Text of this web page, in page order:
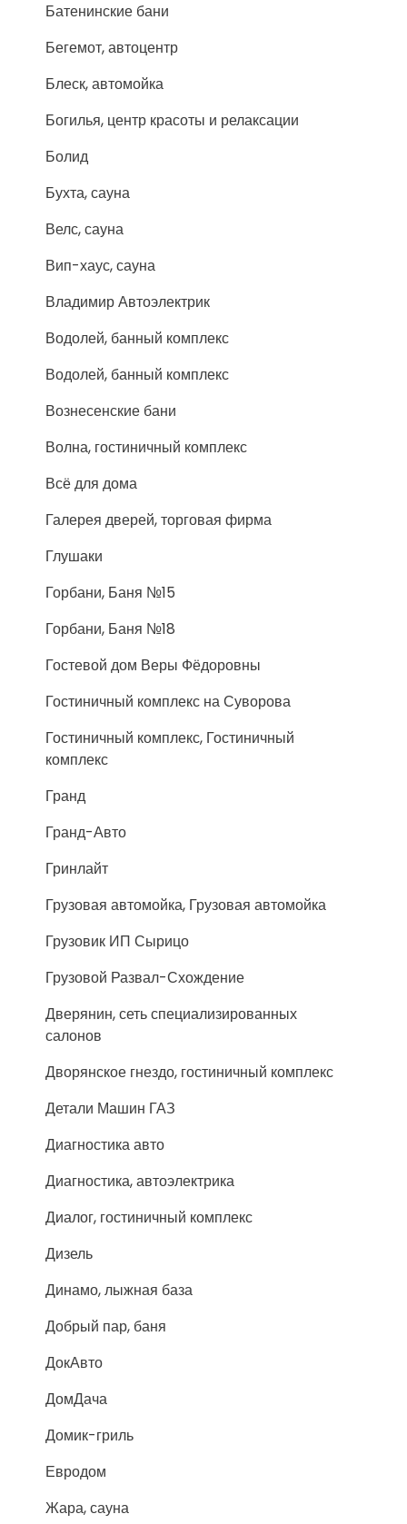
Батенинские бани
Бегемот, автоцентр
Блеск, автомойка
Богилья, центр красоты и релаксации
Болид
Бухта, сауна
Велс, сауна
Вип-хаус, сауна
Владимир Автоэлектрик
Водолей, банный комплекс
Водолей, банный комплекс
Вознесенские бани
Волна, гостиничный комплекс
Всё для дома
Галерея дверей, торговая фирма
Глушаки
Горбани, Баня №15
Горбани, Баня №18
Гостевой дом Веры Фёдоровны
Гостиничный комплекс на Суворова
Гостиничный комплекс, Гостиничный
комплекс
Гранд
Гранд-Авто
Гринлайт
Грузовая автомойка, Грузовая автомойка
Грузовик ИП Сырицо
Грузовой Развал-Схождение
Дверянин, сеть специализированных
салонов
Дворянское гнездо, гостиничный комплекс
Детали Машин ГАЗ
Диагностика авто
Диагностика, автоэлектрика
Диалог, гостиничный комплекс
Дизель
Динамо, лыжная база
Добрый пар, баня
ДокАвто
ДомДача
Домик-гриль
Евродом
Жара, сауна